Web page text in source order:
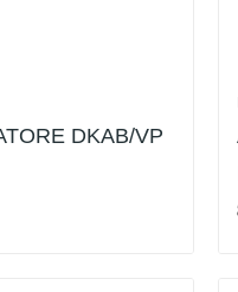
DKAB/VP